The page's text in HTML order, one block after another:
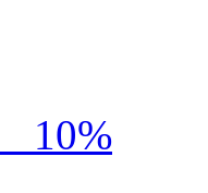
10%